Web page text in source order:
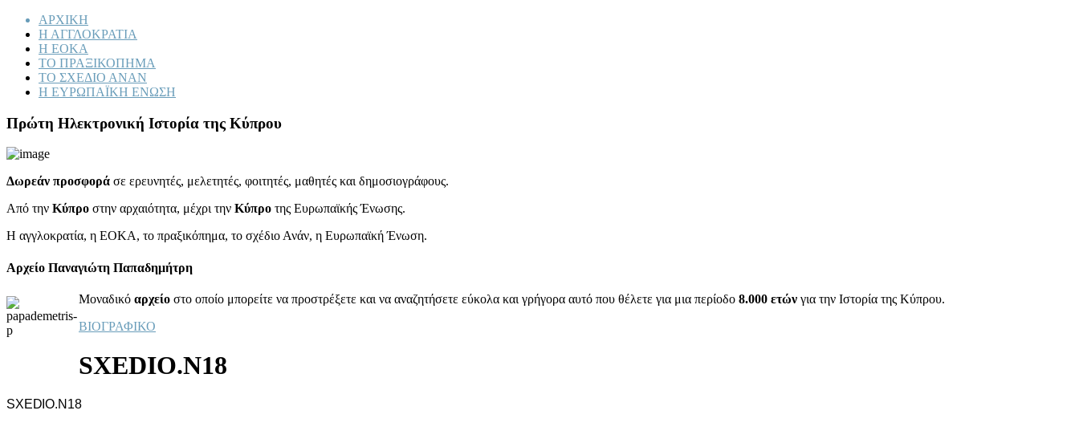
ΑΡΧΙΚΗ
Η ΑΓΓΛΟΚΡΑΤΙΑ
Η ΕΟΚΑ
ΤΟ ΠΡΑΞΙΚΟΠΗΜΑ
ΤΟ ΣΧΕΔΙΟ ΑΝΑΝ
Η ΕΥΡΩΠΑΪΚΗ ΕΝΩΣΗ
Πρώτη Ηλεκτρονική Ιστορία της Κύπρου
Δωρεάν προσφορά σε ερευνητές, μελετητές, φοιτητές, μαθητές και δημοσιογράφους.
Από την Κύπρο στην αρχαιότητα, μέχρι την Κύπρο της Ευρωπαϊκής Ένωσης.
Η αγγλοκρατία, η ΕΟΚΑ, το πραξικόπημα, το σχέδιο Ανάν, η Ευρωπαϊκή Ένωση.
Αρχείο Παναγιώτη Παπαδημήτρη
Μοναδικό αρχείο στο οποίο μπορείτε να προστρέξετε και να αναζητήσετε εύκολα και γρήγορα αυτό που θέλετε για μια περίοδο 8.000 ετών για την Ιστορία της Κύπρου.
ΒΙΟΓΡΑΦΙΚΟ
SXEDIO.N18
SXEDIO.N18